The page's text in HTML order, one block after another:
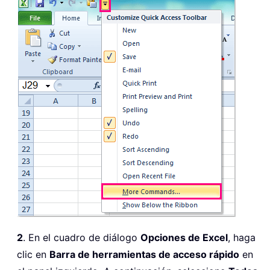
2. En el cuadro de diálogo Opciones de Excel, haga
clic en Barra de herramientas de acceso rápido en